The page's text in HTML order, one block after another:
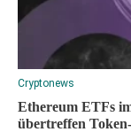
Cryptonews
Ethereum ETFs
übertreffen